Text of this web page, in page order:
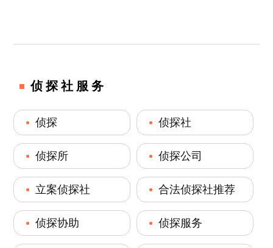
侦探社服务
侦探 侦探社
侦探所 侦探公司
立案侦探社 合法侦探社推荐
侦探协助 侦探服务